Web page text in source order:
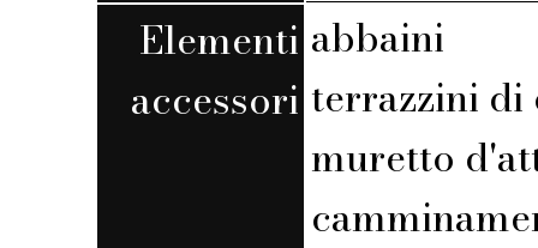
Elementi
accessori
abbaini
terrazzini
muretto